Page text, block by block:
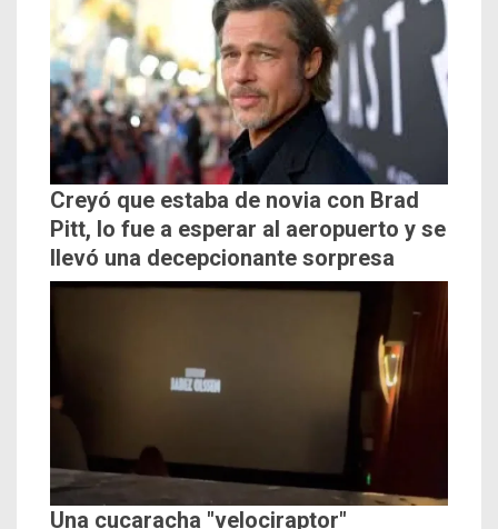
Creyó que estaba de novia con Brad
Pitt, lo fue a esperar al aeropuerto y se
llevó una decepcionante sorpresa
Una cucaracha "velociraptor"